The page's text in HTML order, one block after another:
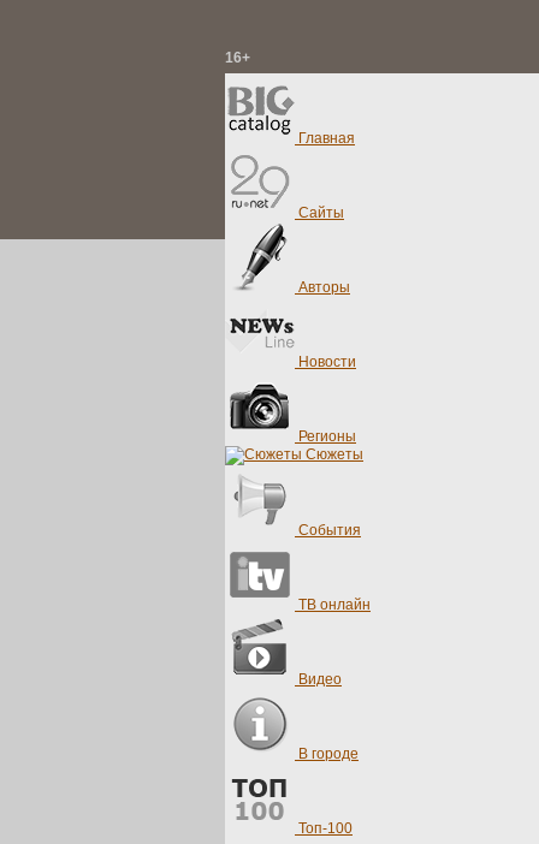
16+
Главная
Сайты
Авторы
Новости
Регионы
Сюжеты
События
ТВ онлайн
Видео
В городе
Топ-100